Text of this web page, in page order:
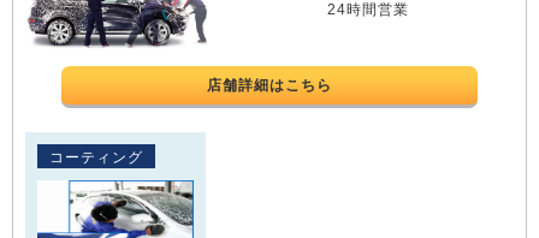
24時間営業
店舗詳細はこちら
コーティング